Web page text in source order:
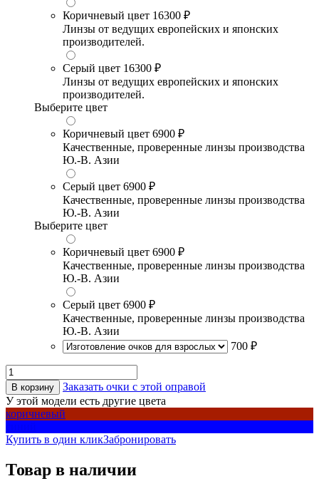
Коричневый цвет 16300 ₽
Линзы от ведущих европейских и японских
производителей.
Серый цвет 16300 ₽
Линзы от ведущих европейских и японских
производителей.
Выберите цвет
Коричневый цвет 6900 ₽
Качественные, проверенные линзы производства
Ю.-В. Азии
Серый цвет 6900 ₽
Качественные, проверенные линзы производства
Ю.-В. Азии
Выберите цвет
Коричневый цвет 6900 ₽
Качественные, проверенные линзы производства
Ю.-В. Азии
Серый цвет 6900 ₽
Качественные, проверенные линзы производства
Ю.-В. Азии
700 ₽
В корзину
Заказать очки с этой оправой
У этой модели есть другие цвета
коричневый
Купить в один кликЗабронировать
Товар в наличии